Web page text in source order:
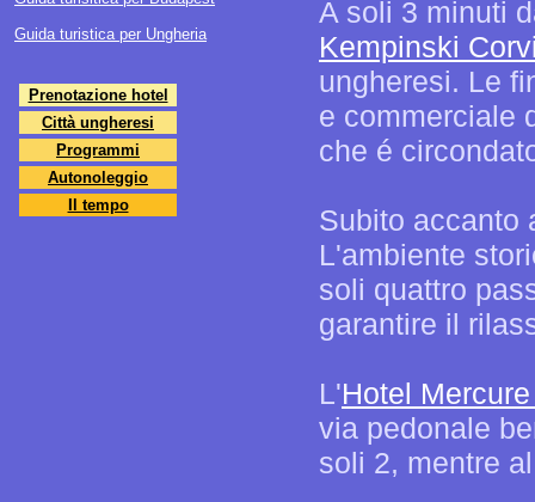
Guida turistica per Ungheria
Prenotazione hotel
Città ungheresi
Programmi
Autonoleggio
Il tempo
A soli 3 minuti
Kempinski
ungheresi. Le
e commerciale
che é
Subito accanto
L'ambiente
soli quattro
garantire il
L'Hotel
via pedonale
soli 2, mentre